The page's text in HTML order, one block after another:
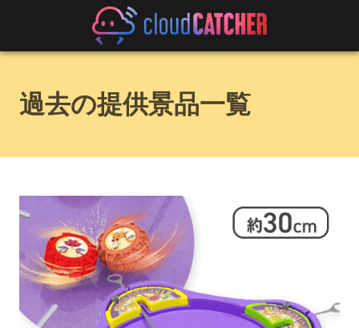
過去の提供景品一覧